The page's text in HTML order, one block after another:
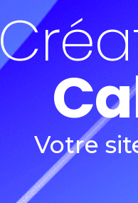
Votre